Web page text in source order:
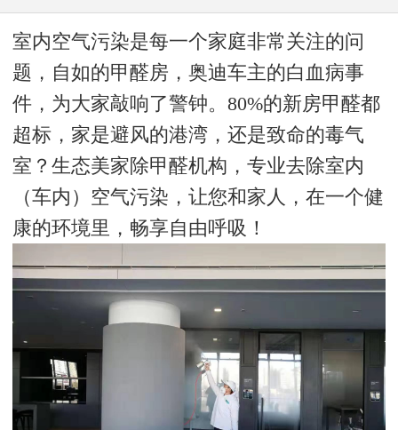
室内空气污染是每一个家庭非常关注的问
题，自如的甲醛房，奥迪车主的白血病事
件，为大家敲响了警钟。80%的新房甲醛都
超标，家是避风的港湾，还是致命的毒气
室？生态美家除甲醛机构，专业去除室内
（车内）空气污染，让您和家人，在一个健
康的环境里，畅享自由呼吸！